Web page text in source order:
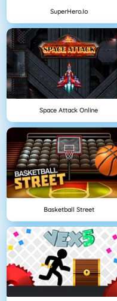
SuperHero.io
Space Attack Online
Basketball Street